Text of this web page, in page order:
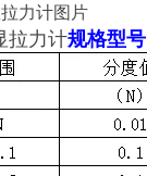
拉力计规格型号